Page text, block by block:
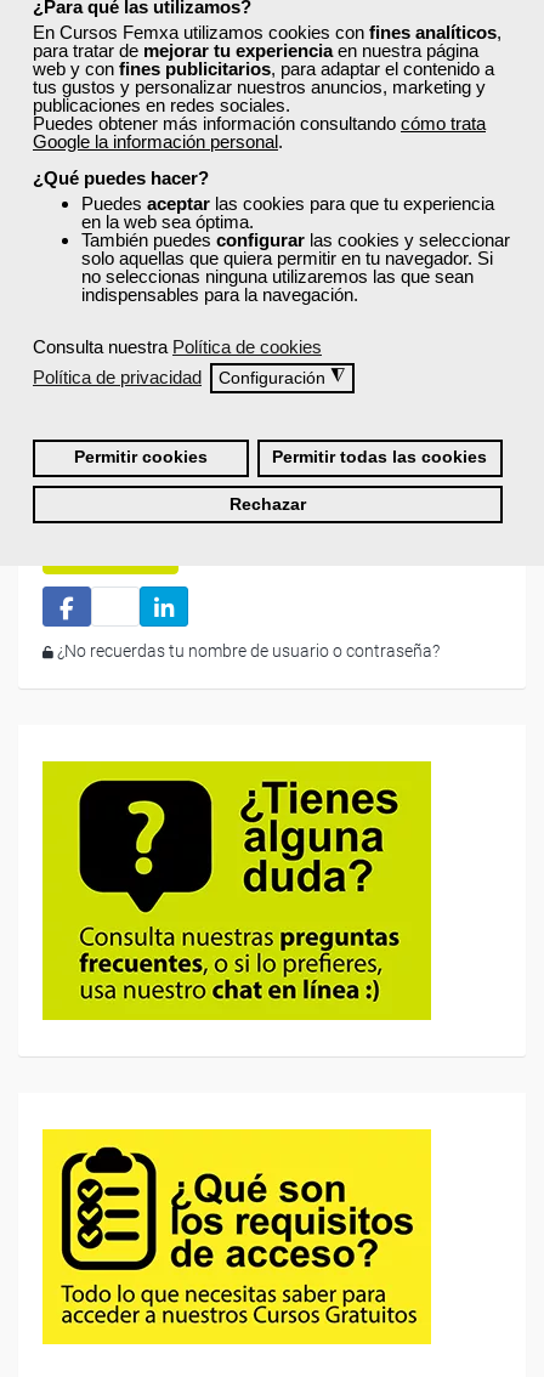
¿Para qué las utilizamos?
En Cursos Femxa utilizamos cookies con fines analíticos,
para tratar de mejorar tu experienciaen nuestra página
web y con fines publicitarios, para adaptar el contenido a
tus gustos y personalizar nuestros anuncios, marketing y
publicaciones en redes sociales.
Puedes obtener más información consultando cómo trata
Google la información personal.
¿Qué puedes hacer?
Puedes aceptar las cookies para que tu experiencia
en la web sea óptima.
También puedes configurar las cookies y seleccionar
solo aquellas que quiera permitir en tu navegador. Si
no seleccionas ninguna utilizaremos las que sean
indispensables para la navegación.
Consulta nuestra Política de cookies
Política de privacidad
Configuración ◮
Permitir cookies Permitir todas las cookies
Rechazar
¡Únete a la Comunidad Femxa!
Actualmenteeste curso está cerrado
disponibles.
Si todavía no tienes cuenta de usuario, regístrate, indicando
tu sector profesional y tus preferencias formativas. Si ya
estás registrado, inicia sesión a continuación y filtra tu
búsqueda para encontrar los cursos que se ajusten a tu
¿No recuerdas tu nombre de usuario o contraseña?